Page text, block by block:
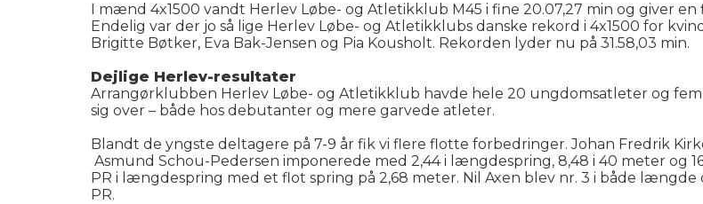
I mænd 4x1500 vandt Herlev Løbe- og Atletikklub M45 i fine 20.07,27 min og giver
Endelig var der jo så lige Herlev Løbe- og Atletikklubs danske rekord i 4x1500 for
Brigitte Bøtker, Eva Bak-Jensen og Pia Kousholt. Rekorden lyder nu på 31.58,03 min.
Dejlige Herlev-resultater
Arrangørklubben Herlev Løbe- og Atletikklub havde hele 20 ungdomsatleter og
sig over – både hos debutanter og mere garvede atleter.
Blandt de yngste deltagere på 7-9 år fik vi flere flotte forbedringer. Johan Fredrik
Asmund Schou-Pedersen imponerede med 2,44 i længdespring, 8,48 i 40 meter og
PR i længdespring med et flot spring på 2,68 meter. Nil Axen blev nr. 3 i både
PR.